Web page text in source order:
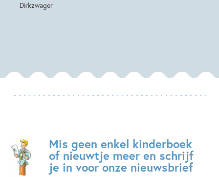
Dirkzwager
Mis geen enkel kinderboek
of nieuwtje meer en schrijf
je in voor onze nieuwsbrief